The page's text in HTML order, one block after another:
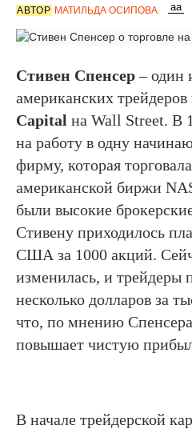
АВТОР МАТИЛЬДА ОСИПОВА
Стивен Спенсер– один
американских трейдеров
Capital на Wall Street. В
на работу в одну
фирму, которая
американской биржи
были высокие
Стивену приходилось
США за 1000 акций.
изменилась, и трейдеры
несколько долларов за
что, по мнению
повышает чистую
В начале трейдерской